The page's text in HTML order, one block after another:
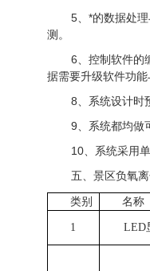
5、*的数据处
测。
6、控制软件的
据需要升级软件功
8、系统设计时
9、系统都均做
10、系统采用
五、景区负氧
类别 名称
1 LED